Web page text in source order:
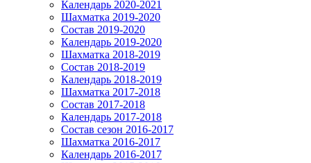
Календарь 2020-2021
Шахматка 2019-2020
Состав 2019-2020
Календарь 2019-2020
Шахматка 2018-2019
Состав 2018-2019
Календарь 2018-2019
Шахматка 2017-2018
Состав 2017-2018
Календарь 2017-2018
Состав сезон 2016-2017
Шахматка 2016-2017
Календарь 2016-2017